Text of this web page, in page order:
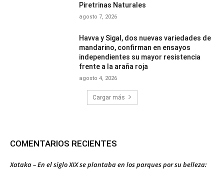
Piretrinas Naturales
agosto 7, 2026
Havva y Sigal, dos nuevas variedades de
mandarino, confirman en ensayos
independientes su mayor resistencia
frente a la araña roja
agosto 4, 2026
Cargar más
COMENTARIOS RECIENTES
Xataka – En el siglo XIX se plantaba en los parques por su belleza: